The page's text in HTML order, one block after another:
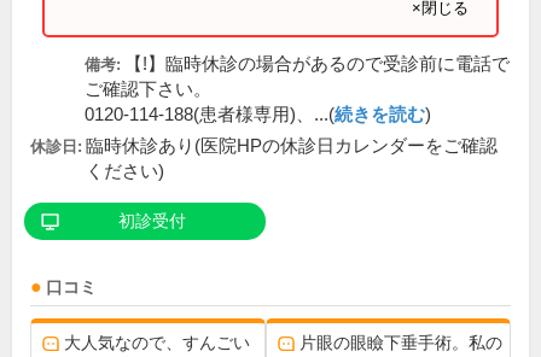
×閉じる
備考:
【!】臨時休診の場合があるので受診前に電話で
ご確認下さい。
0120-114-188(患者様専用)、...(続きを読む)
休診日: 臨時休診あり(医院HPの休診日カレンダーをご確認
ください)
初診受付
口コミ
大人気なので、すんごい
片眼の眼瞼下垂手術。私の